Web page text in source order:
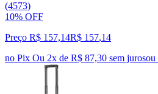
(4573)
10% OFF
Preço R$ 157,14R$ 157,14
no Pix Ou 2x de R$ 87,30 sem jurosou